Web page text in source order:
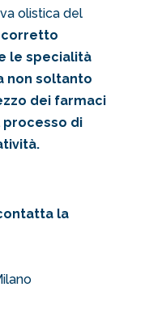
olistica del
corretto
le specialità
non soltanto
dei farmaci
processo di
la